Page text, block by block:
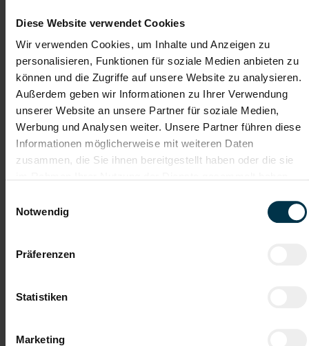
Diese Website verwendet Cookies
Wir verwenden Cookies, um Inhalte und Anzeigen zu
personalisieren, Funktionen für soziale Medien anbieten zu
können und die Zugriffe auf unsere Website zu analysieren.
Außerdem geben wir Informationen zu Ihrer Verwendung
unserer Website an unsere Partner für soziale Medien,
Werbung und Analysen weiter. Unsere Partner führen diese
Informationen möglicherweise mit weiteren Daten
zusammen, die Sie ihnen bereitgestellt haben oder die sie
Notwendig
Präferenzen
Statistiken
Marketing
Instandhalter:in (m/w/d)
Lengau, Oberösterreich
ab EUR 3.095,29
Vollzeit
2-Schicht
Industrie / handwerkliches Gewerbe
Ihre Aufgaben:
Betriebsmitteln und Anlagen
Mitwirkung bei der Umsetzung technischer Projekte